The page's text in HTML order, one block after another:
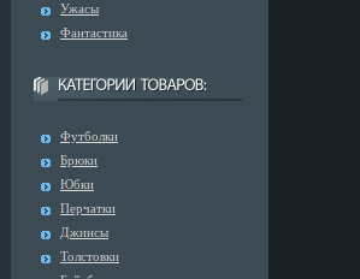
Ужасы
Фантастика
Футболки
Брюки
Юбки
Перчатки
Джинсы
Толстовки